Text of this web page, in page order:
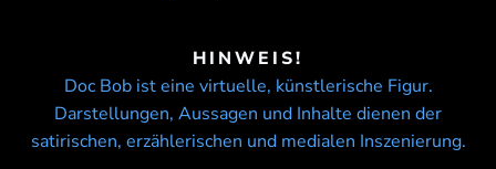
HINWEIS!
Doc Bob ist eine virtuelle, künstlerische Figur.
Darstellungen, Aussagen und Inhalte dienen der
satirischen, erzählerischen und medialen Inszenierung.